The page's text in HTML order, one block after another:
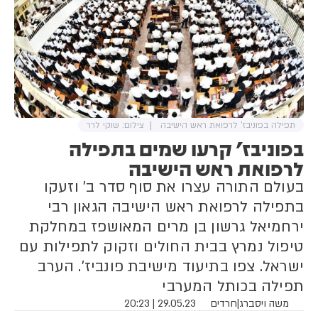
בפוניבז' קרעו שמים בתפילה
לרפואת ראש הישיבה
בעולם התורה עצרו את סוף סדר ב' וזעקו
בתפילה לרפואת ראש הישיבה הגאון רבי
ירחמיאל גרשון בן מרים המאושפז במחלקת
טיפול נמרץ בבית החולים וזקוק לתפילות עם
ישראל. צפו בתיעוד מישיבת פונביז'. הערב
תפילה בכותל המערבי
משה ויסברג|חרדים 29.05.23 | 20:23
תפילה בפוניבז' לרפואת ראש הישיבה צילום: שוקי לרר